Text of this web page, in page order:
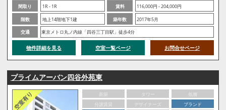
間取り
1R - 1R 賃料
116,000円 - 204,000円
階数
地上14階地下1建 築年数
2017年5月
交通
東京メトロ丸ノ内線「四谷三丁目駅」徒歩4分
物件詳細を見る 空室一覧ページ お問合せページ
プライムアーバン四谷外苑東
新築 タワー
低層
分譲賃貸
デザイナーズ
ブランド